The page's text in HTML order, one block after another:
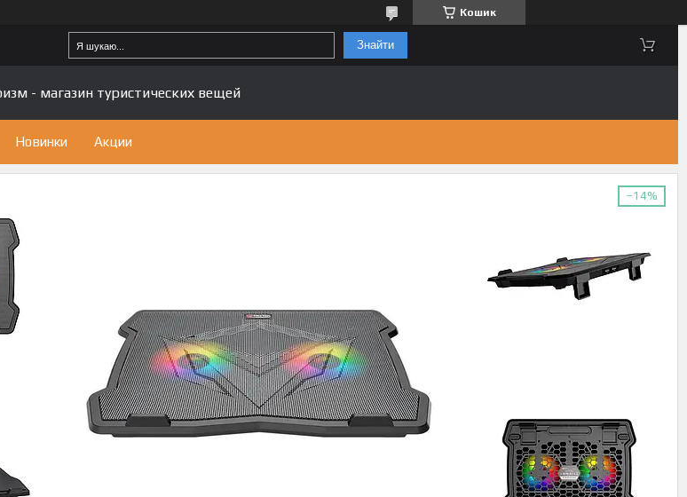
Кошик
Знайти
- магазин туристических вещей
Новинки Акции
–14%